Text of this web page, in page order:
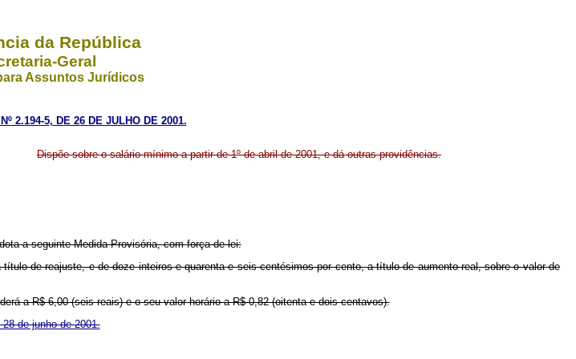
da República
Geral
Assuntos Jurídicos
2.194-5, DE 26 DE JULHO DE 2001.
Dispõe sobre o salário mínimo a partir de 1º de abril de 2001, e dá outras providências.
a seguinte Medida Provisória, com força de lei:
de reajuste, e de doze inteiros e quarenta e seis centésimos por cento, a título de aumento real, sobre o valor de
a R$ 6,00 (seis reais) e o seu valor horário a R$ 0,82 (oitenta e dois centavos).
de junho de 2001.